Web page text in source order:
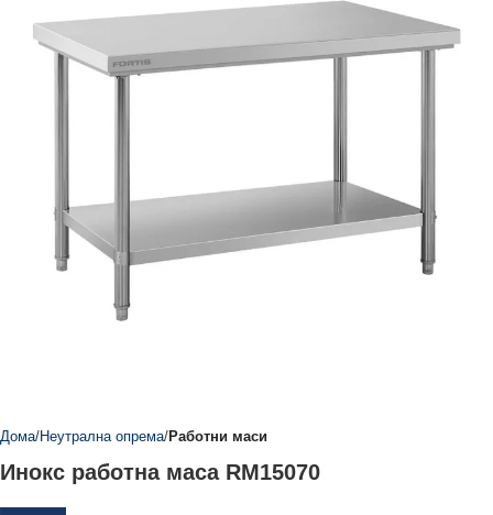
Дома Неутрална опрема Работни маси
Инокс работна маса RM15070